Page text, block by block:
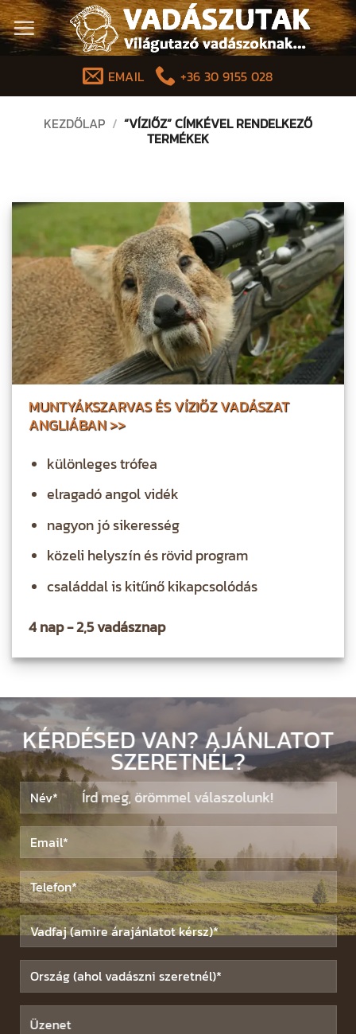
Skip
to
content
EMAIL
+36 30 9155 028
KEZDŐLAP / “VÍZIŐZ” CÍMKÉVEL RENDELKEZŐ
TERMÉKEK
MUNTYÁKSZARVAS ÉS VÍZIŐZ VADÁSZAT
ANGLIÁBAN >>
különleges trófea
elragadó angol vidék
nagyon jó sikeresség
közeli helyszín és rövid program
családdal is kitűnő kikapcsolódás
4 nap - 2,5 vadásznap
KÉRDÉSED VAN? AJÁNLATOT
SZERETNÉL?
Írd meg, örömmel válaszolunk!